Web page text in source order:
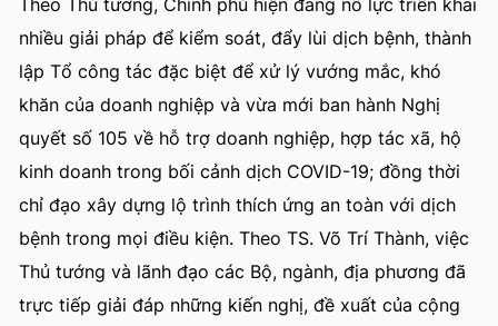
Theo Thủ tướng, Chính phủ hiện đang nỗ lực triển khai
nhiều giải pháp để kiểm soát, đẩy lùi dịch bệnh, thành
lập Tổ công tác đặc biệt để xử lý vướng mắc, khó
khăn của doanh nghiệp và vừa mới ban hành Nghị
quyết số 105 về hỗ trợ doanh nghiệp, hợp tác xã, hộ
kinh doanh trong bối cảnh dịch COVID-19; đồng thời
chỉ đạo xây dựng lộ trình thích ứng an toàn với dịch
bệnh trong mọi điều kiện. Theo TS. Võ Trí Thành, việc
Thủ tướng và lãnh đạo các Bộ, ngành, địa phương đã
trực tiếp giải đáp những kiến nghị, đề xuất của cộng